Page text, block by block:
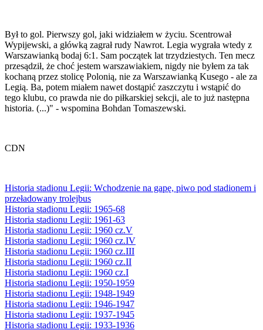
Był to gol. Pierwszy gol, jaki widziałem w życiu. Scentrował
Wypijewski, a główką zagrał rudy Nawrot. Legia wygrała wtedy z
Warszawianką bodaj 6:1. Sam początek lat trzydziestych. Ten mecz
przesądził, że choć jestem warszawiakiem, nigdy nie byłem za tak
kochaną przez stolicę Polonią, nie za Warszawianką Kusego - ale za
Legią. Ba, potem miałem nawet dostąpić zaszczytu i wstąpić do
tego klubu, co prawda nie do piłkarskiej sekcji, ale to już następna
historia. (...)" - wspomina Bohdan Tomaszewski.
CDN
Historia stadionu Legii: Wchodzenie na gapę, piwo pod stadionem i
przeładowany trolejbus
Historia stadionu Legii: 1965-68
Historia stadionu Legii: 1961-63
Historia stadionu Legii: 1960 cz.V
Historia stadionu Legii: 1960 cz.IV
Historia stadionu Legii: 1960 cz.III
Historia stadionu Legii: 1960 cz.II
Historia stadionu Legii: 1960 cz.I
Historia stadionu Legii: 1950-1959
Historia stadionu Legii: 1948-1949
Historia stadionu Legii: 1946-1947
Historia stadionu Legii: 1937-1945
Historia stadionu Legii: 1933-1936